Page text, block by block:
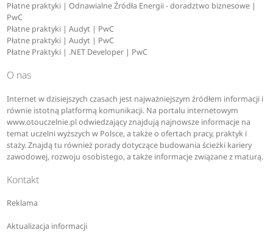
Płatne praktyki | Odnawialne Źródła Energii - doradztwo biznesowe |
PwC
Płatne praktyki | Audyt | PwC
Płatne praktyki | Audyt | PwC
Płatne Praktyki | .NET Developer | PwC
O nas
Internet w dzisiejszych czasach jest najważniejszym źródłem informacji i
równie istotną platformą komunikacji. Na portalu internetowym
www.otouczelnie.pl odwiedzający znajdują najnowsze informacje na
temat uczelni wyższych w Polsce, a także o ofertach pracy, praktyk i
staży. Znajdą tu również porady dotyczące budowania ścieżki kariery
zawodowej, rozwoju osobistego, a także informacje związane z maturą.
Kontakt
Reklama
Aktualizacja informacji